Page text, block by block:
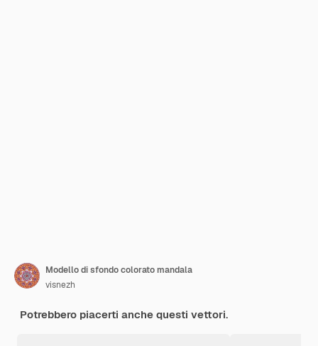
Modello di sfondo colorato mandala
visnezh
Potrebbero piacerti anche questi vettori.